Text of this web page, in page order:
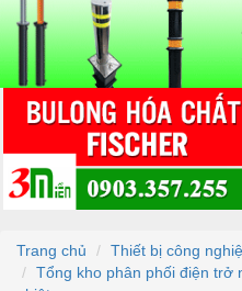
Trang chủ
Thiết bị công
Tổng kho phân phối điện trở